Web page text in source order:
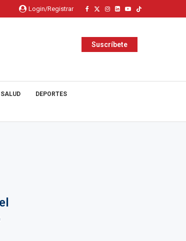
Login/Registrar
Suscríbete
SALUD DEPORTES